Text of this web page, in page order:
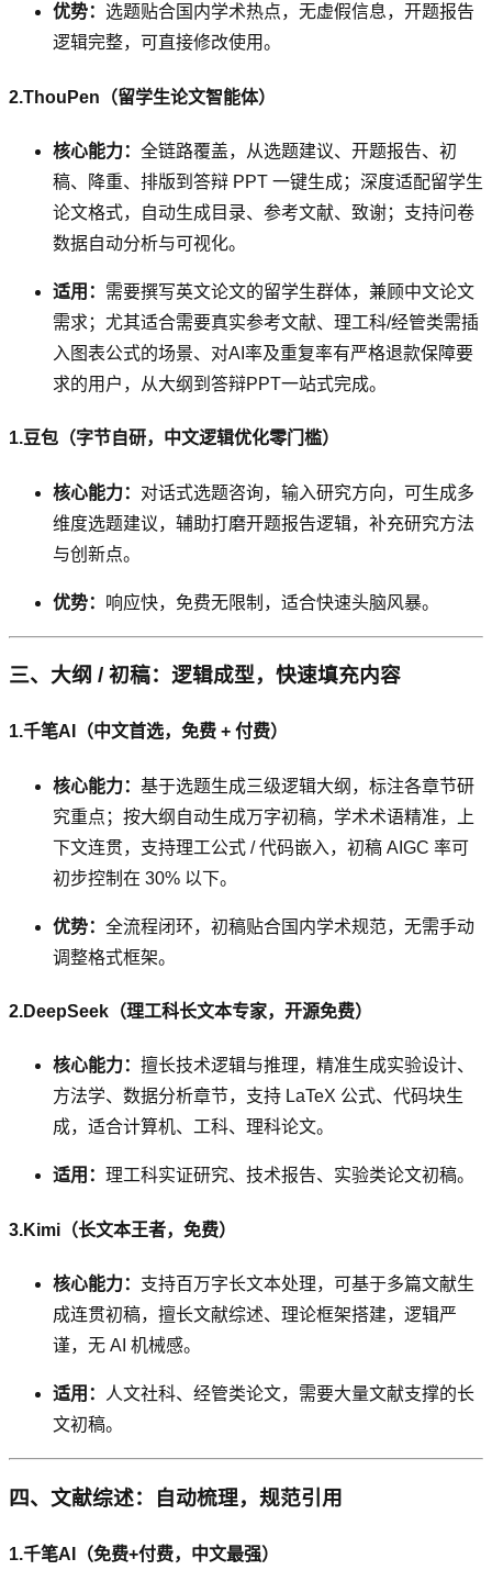
优势： 选题贴合国内学术热点，无虚假信息，开题报告
逻辑完整，可直接修改使用。
2.ThouPen（留学生论文智能体）
核心能力： 全链路覆盖，从选题建议、开题报告、初
稿、降重、排版到答辩 PPT 一键生成；深度适配留学生
论文格式，自动生成目录、参考文献、致谢；支持问卷
数据自动分析与可视化。
适用： 需要撰写英文论文的留学生群体，兼顾中文论文
需求；尤其适合需要真实参考文献、理工科/经管类需插
入图表公式的场景、对AI率及重复率有严格退款保障要
求的用户，从大纲到答辩PPT一站式完成。
1.豆包（字节自研，中文逻辑优化零门槛）
核心能力： 对话式选题咨询，输入研究方向，可生成多
维度选题建议，辅助打磨开题报告逻辑，补充研究方法
与创新点。
优势： 响应快，免费无限制，适合快速头脑风暴。
三、大纲 / 初稿：逻辑成型，快速填充内容
1.千笔AI（中文首选，免费 + 付费）
核心能力： 基于选题生成三级逻辑大纲，标注各章节研
究重点；按大纲自动生成万字初稿，学术术语精准，上
下文连贯，支持理工公式 / 代码嵌入，初稿 AIGC 率可
初步控制在 30% 以下。
优势： 全流程闭环，初稿贴合国内学术规范，无需手动
调整格式框架。
2.DeepSeek（理工科长文本专家，开源免费）
核心能力： 擅长技术逻辑与推理，精准生成实验设计、
方法学、数据分析章节，支持 LaTeX 公式、代码块生
成，适合计算机、工科、理科论文。
适用： 理工科实证研究、技术报告、实验类论文初稿。
3.Kimi（长文本王者，免费）
核心能力： 支持百万字长文本处理，可基于多篇文献生
成连贯初稿，擅长文献综述、理论框架搭建，逻辑严
谨，无 AI 机械感。
适用：
人文社科、经管类论文，需要大量文献支撑的长
文初稿。
四、文献综述：自动梳理，规范引用
1.千笔AI（免费+付费，中文最强）